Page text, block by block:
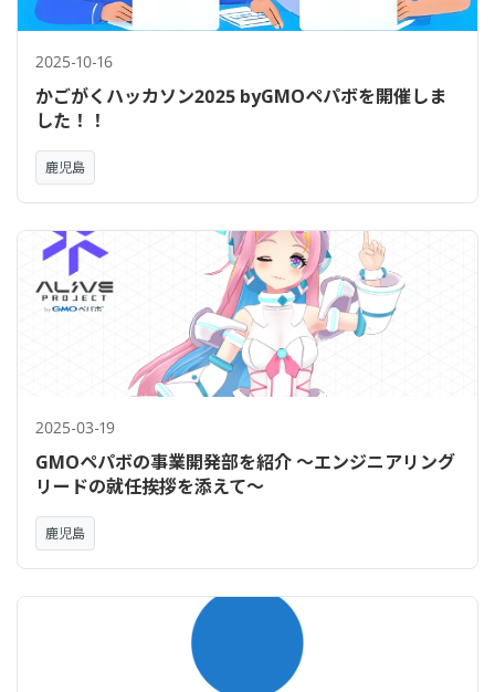
2025-10-16
かごがくハッカソン2025 byGMOペパボを開催しま
した！！
鹿児島
2025-03-19
GMOペパボの事業開発部を紹介 〜エンジニアリング
リードの就任挨拶を添えて〜
鹿児島